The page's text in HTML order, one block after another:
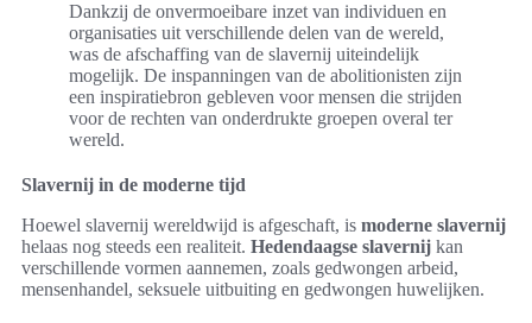
Dankzij de onvermoeibare inzet van individuen en
organisaties uit verschillende delen van de wereld,
was de afschaffing van de slavernij uiteindelijk
mogelijk. De inspanningen van de abolitionisten zijn
een inspiratiebron gebleven voor mensen die strijden
voor de rechten van onderdrukte groepen overal ter
wereld.
Slavernij in de moderne tijd
Hoewel slavernij wereldwijd is afgeschaft, is moderne slavernij
helaas nog steeds een realiteit. Hedendaagse slavernij kan
verschillende vormen aannemen, zoals gedwongen arbeid,
mensenhandel, seksuele uitbuiting en gedwongen huwelijken.